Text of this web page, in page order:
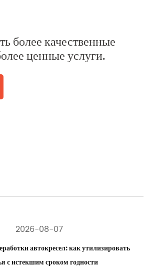
более качественные
ценные услуги.
2026-08-07
автокресел: как утилизировать
с истекшим сроком годности